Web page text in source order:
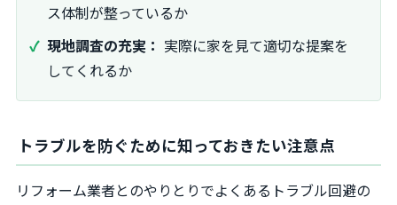
ス体制が整っているか
現地調査の充実： 実際に家を見て適切な提案を
してくれるか
トラブルを防ぐために知っておきたい注意点
リフォーム業者とのやりとりでよくあるトラブル回避の